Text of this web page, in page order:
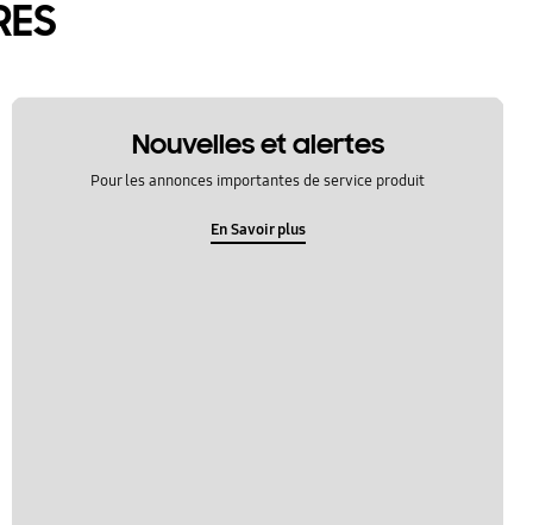
Nouvelles et alertes
Pour les annonces importantes de service produit
En Savoir plus